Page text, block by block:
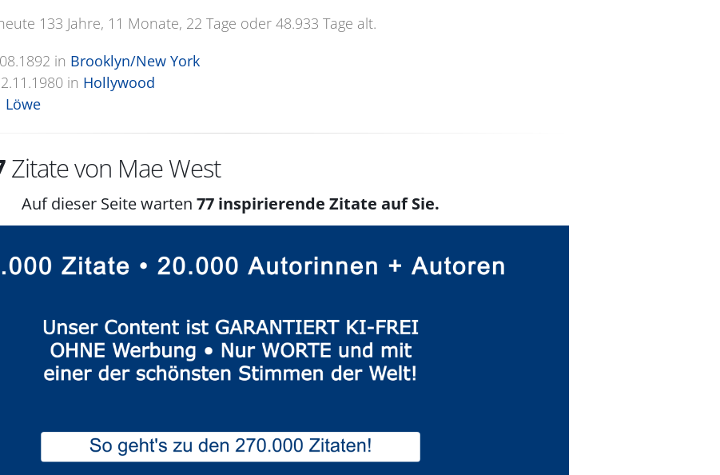
133 Jahre, 11 Monate, 22 Tage oder 48.933 Tage alt.
in Brooklyn/New York
in Hollywood
Löwe
Zitate von Mae West
Auf dieser Seite warten 77 inspirierende Zitate auf Sie.